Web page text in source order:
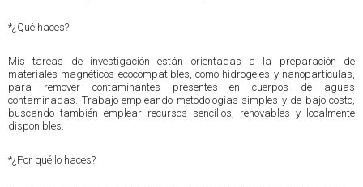
*¿Qué haces?
Mis tareas de investigación están orientadas a la preparación de
materiales magnéticos ecocompatibles, como hidrogeles y nanopartículas,
para remover contaminantes presentes en cuerpos de aguas
contaminadas. Trabajo empleando metodologías simples y de bajo costo,
buscando también emplear recursos sencillos, renovables y localmente
disponibles.
*¿Por qué lo haces?